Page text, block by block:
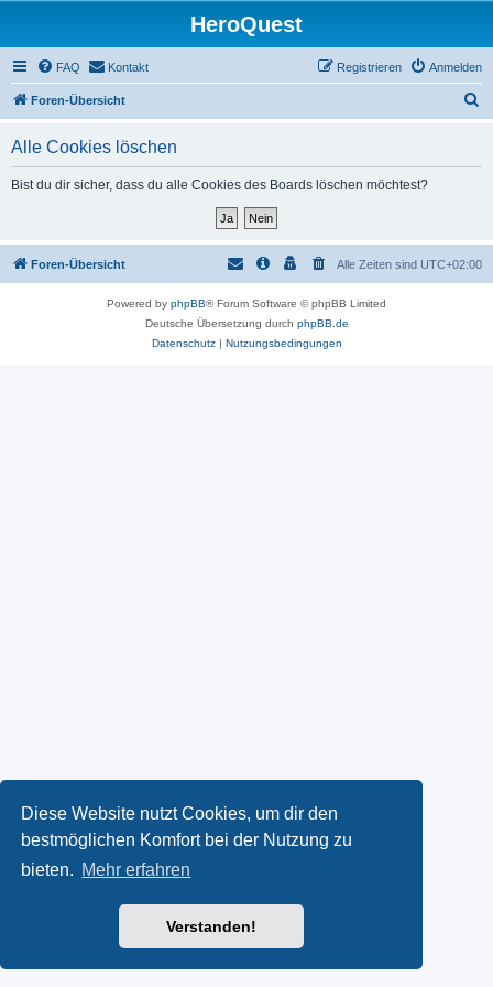
Diese Website nutzt Cookies, um dir den
bestmöglichen Komfort bei der Nutzung zu
bieten. Mehr erfahren
Verstanden!
HeroQuest
FAQ Kontakt Anmelden
Registrieren
Foren-Übersicht
Alle Cookies löschen
Bist du dir sicher, dass du alle Cookies des Boards löschen möchtest?
Foren-Übersicht Alle Zeiten sind UTC+02:00
Powered by phpBB® Forum Software © phpBB Limited
Deutsche Übersetzung durch phpBB.de
Datenschutz| Nutzungsbedingungen